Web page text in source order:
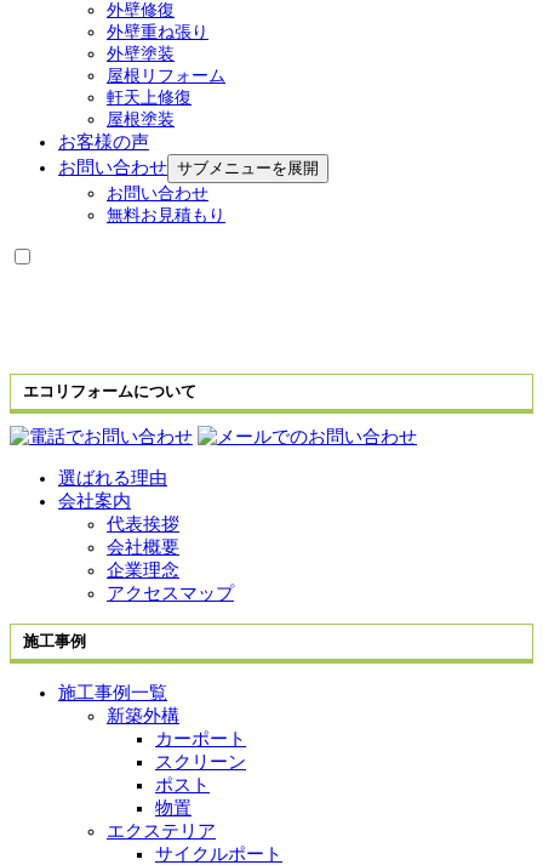
外壁修復
外壁重ね張り
外壁塗装
屋根リフォーム
軒天上修復
屋根塗装
お客様の声
お問い合わせ サブメニューを展開
お問い合わせ
無料お見積もり
エコリフォームについて
選ばれる理由
会社案内
代表挨拶
会社概要
企業理念
アクセスマップ
施工事例
施工事例一覧
新築外構
カーポート
スクリーン
ポスト
物置
エクステリア
サイクルポート